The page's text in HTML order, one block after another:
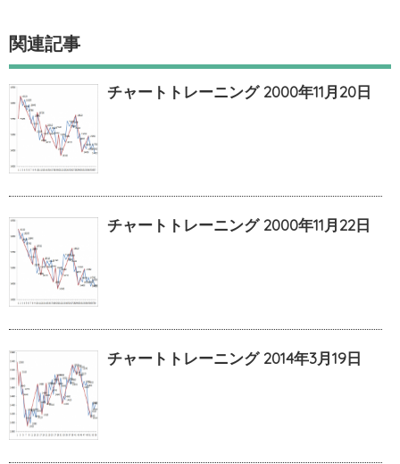
関連記事
チャートトレーニング 2000年11月20日
チャートトレーニング 2000年11月22日
チャートトレーニング 2014年3月19日